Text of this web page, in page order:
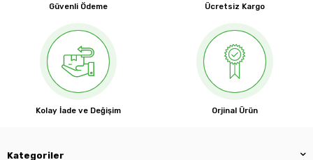
Güvenli Ödeme Ücretsiz Kargo
Kolay İade ve Değişim Orjinal Ürün
Kategoriler